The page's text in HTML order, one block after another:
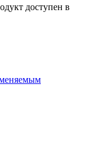
доступен в